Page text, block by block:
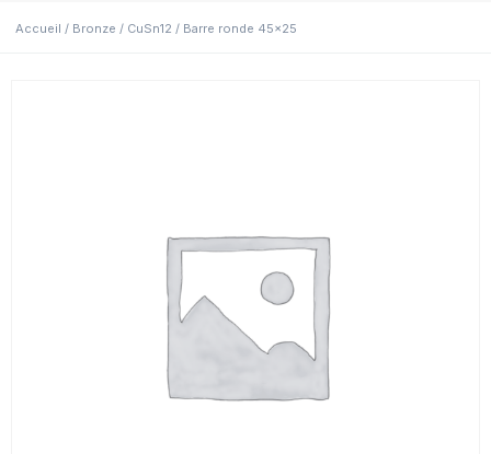
Accueil / Bronze / CuSn12 / Barre ronde 45×25